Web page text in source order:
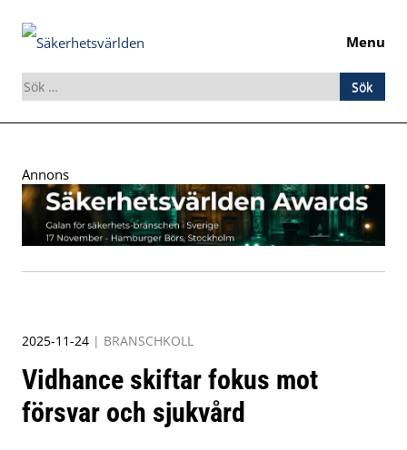
Menu
Sök
efter:
to
content
Annons
2025-11-24 | BRANSCHKOLL
Vidhance skiftar fokus mot
försvar och sjukvård